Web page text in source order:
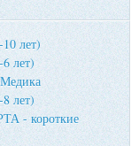
лет)
лет)
лет)
- короткие